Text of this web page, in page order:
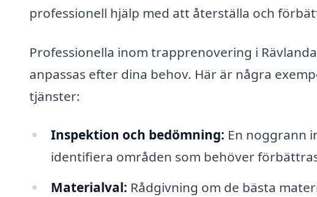
professionell hjälp med att återställa och
Professionella inom trapprenovering i
anpassas efter dina behov. Här är några
tjänster:
Inspektion och bedömning: En noggrann
identifiera områden som behöver
Materialval: Rådgivning om de bästa